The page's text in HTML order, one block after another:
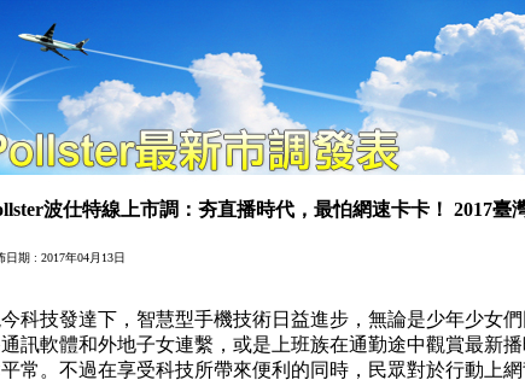
波仕特線上市調：夯直播時代，最怕網速卡卡！ 2017臺
日期 : 2017年04月13日
科技發達下，智慧型手機技術日益進步，無論是少年少女
訊軟體和外地子女連繫，或是上班族在通勤途中觀賞最新
常。不過在享受科技所帶來便利的同時，民眾對於行動上